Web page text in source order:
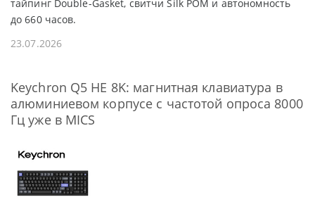
тайпинг Double-Gasket, свитчи Silk POM и автономность
до 660 часов.
23.07.2026
Keychron Q5 HE 8K: магнитная клавиатура в
алюминиевом корпусе с частотой опроса 8000
Гц уже в MICS